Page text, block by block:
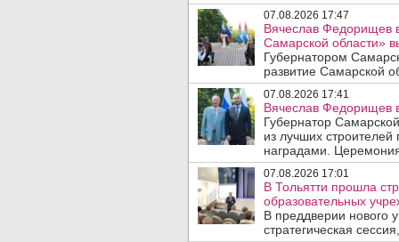
07.08.2026 17:47
Вячеслав Федорищев
Самарской области»
Губернатором
развитие Самарской
07.08.2026 17:41
Вячеслав Федорищев
Губернатор
из лучших
наградами.
07.08.2026 17:01
В Тольятти прошла
образовательных
В преддверии нового
стратегическая